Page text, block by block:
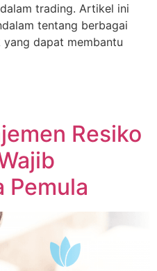
trading. Artikel ini
tentang berbagai
dapat membantu
Resiko
Pemula